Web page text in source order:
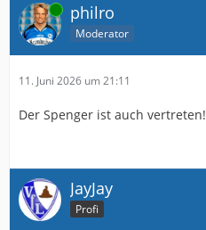
Online philro
Moderator
11. Juni 2026 um 21:11
Der Spenger ist auch vertreten!
JayJay
Profi